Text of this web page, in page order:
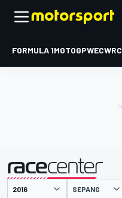
FORMULA 1MOTOGPWECWRC
presentato da SEPANG